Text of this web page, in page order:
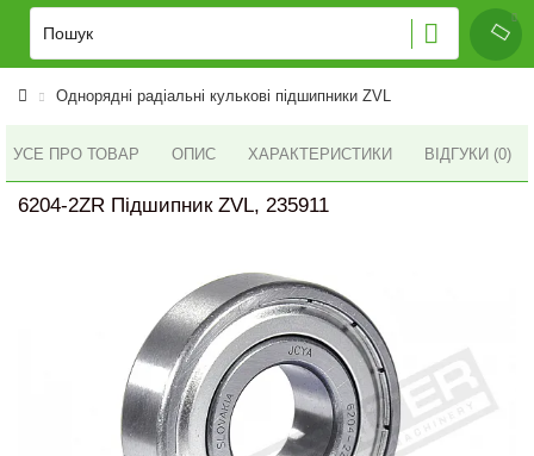
Однорядні радіальні кулькові підшипники ZVL
УСЕ ПРО ТОВАР ОПИС ХАРАКТЕРИСТИКИ ВІДГУКИ (0)
6204-2ZR Підшипник ZVL, 235911